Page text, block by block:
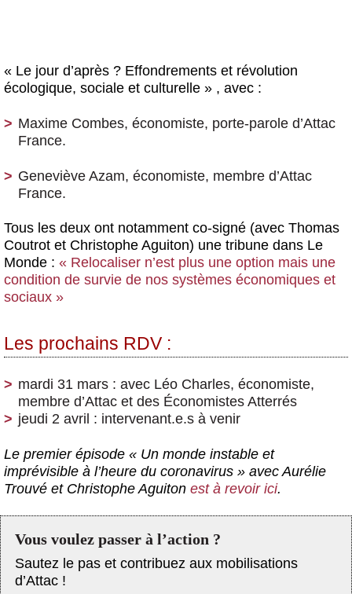
« Le jour d’après ? Effondrements et révolution
écologique, sociale et culturelle » , avec :
Maxime Combes, économiste, porte-parole d’Attac
France.
Geneviève Azam, économiste, membre d’Attac
France.
Tous les deux ont notamment co-signé (avec Thomas
Coutrot et Christophe Aguiton) une tribune dans Le
Monde : « Relocaliser n’est plus une option mais une
condition de survie de nos systèmes économiques et
sociaux »
Les prochains RDV :
mardi 31 mars : avec Léo Charles, économiste,
membre d’Attac et des Économistes Atterrés
jeudi 2 avril : intervenant.e.s à venir
Le premier épisode « Un monde instable et
imprévisible à l’heure du coronavirus » avec Aurélie
Trouvé et Christophe Aguiton est à revoir ici.
Vous voulez passer à l’action ?
Sautez le pas et contribuez aux mobilisations
d’Attac !